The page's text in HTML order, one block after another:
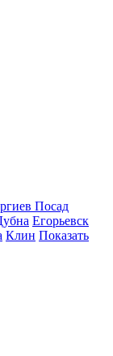
Посад
Егорьевск
Клин Показать